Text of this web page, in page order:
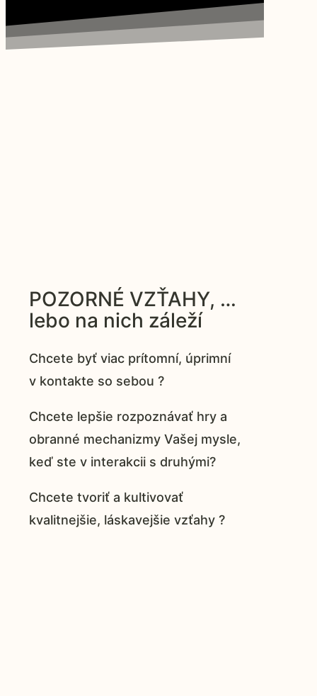
POZORNÉ VZŤAHY, …
lebo na nich záleží
Chcete byť viac prítomní, úprimní
v kontakte so sebou ?
Chcete lepšie rozpoznávať hry a
obranné mechanizmy Vašej mysle,
keď ste v interakcii s druhými?
Chcete tvoriť a kultivovať
kvalitnejšie, láskavejšie vzťahy ?